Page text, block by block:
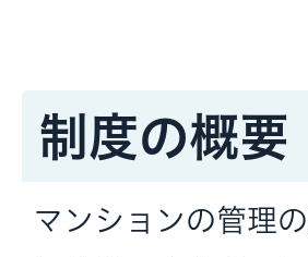
制度の概要
マンションの管理